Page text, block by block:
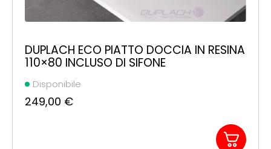
DUPLACH ECO PIATTO DOCCIA IN RESINA
110×80 INCLUSO DI SIFONE
Disponibile
249,00 €